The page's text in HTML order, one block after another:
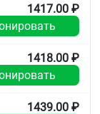
кома,
1417.00 ₽
1418.00 ₽
1439.00 ₽